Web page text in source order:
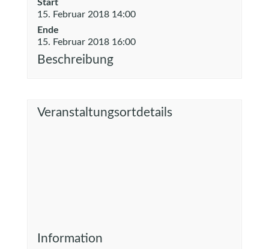
Start
15. Februar 2018 14:00
Ende
15. Februar 2018 16:00
Beschreibung
Veranstaltungsortdetails
Information